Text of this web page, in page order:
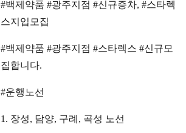
#백제약품 #광주지점 #신규증차, #스타렉
스지입모집
#백제약품 #광주지점 #스타렉스 #신규모
집합니다.
#운행노선
1. 장성, 담양, 구례, 곡성 노선